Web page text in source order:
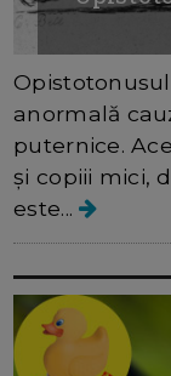
anormală
puternice.
și copiii mici,
este...